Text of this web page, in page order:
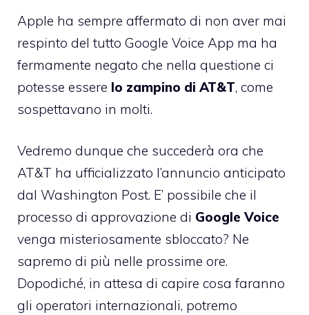
Apple ha sempre affermato di non aver mai
respinto del tutto Google Voice App ma ha
fermamente negato che nella questione ci
potesse essere lo zampino di AT&T, come
sospettavano in molti.
Vedremo dunque che succederà ora che
AT&T ha ufficializzato l’annuncio anticipato
dal Washington Post. E’ possibile che il
processo di approvazione di Google Voice
venga misteriosamente sbloccato? Ne
sapremo di più nelle prossime ore.
Dopodiché, in attesa di capire cosa faranno
gli operatori internazionali, potremo